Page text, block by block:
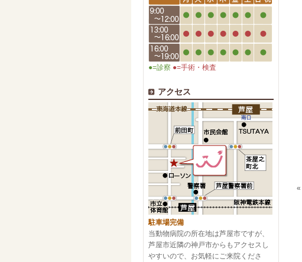
«
●=診察 ●=手術・検査
アクセス
駐車場完備
当動物病院の所在地は芦屋市ですが、
芦屋市近隣の神戸市からもアクセスし
やすいので、お気軽にご来院くださ